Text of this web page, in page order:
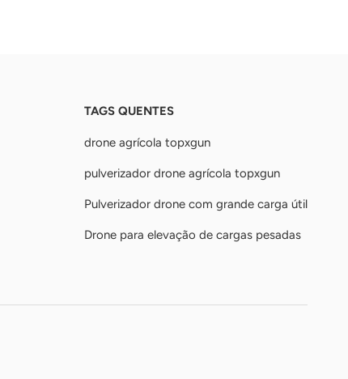
TAGS QUENTES
drone agrícola topxgun
pulverizador drone agrícola topxgun
Pulverizador drone com grande carga útil
Drone para elevação de cargas pesadas